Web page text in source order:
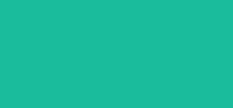
Façonnées à partir de